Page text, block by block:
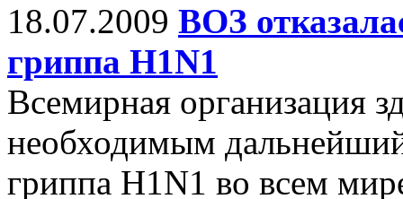
18.07.2009 ВОЗ
гриппа H1N1
Всемирная организация
необходимым
гриппа H1N1 во всем